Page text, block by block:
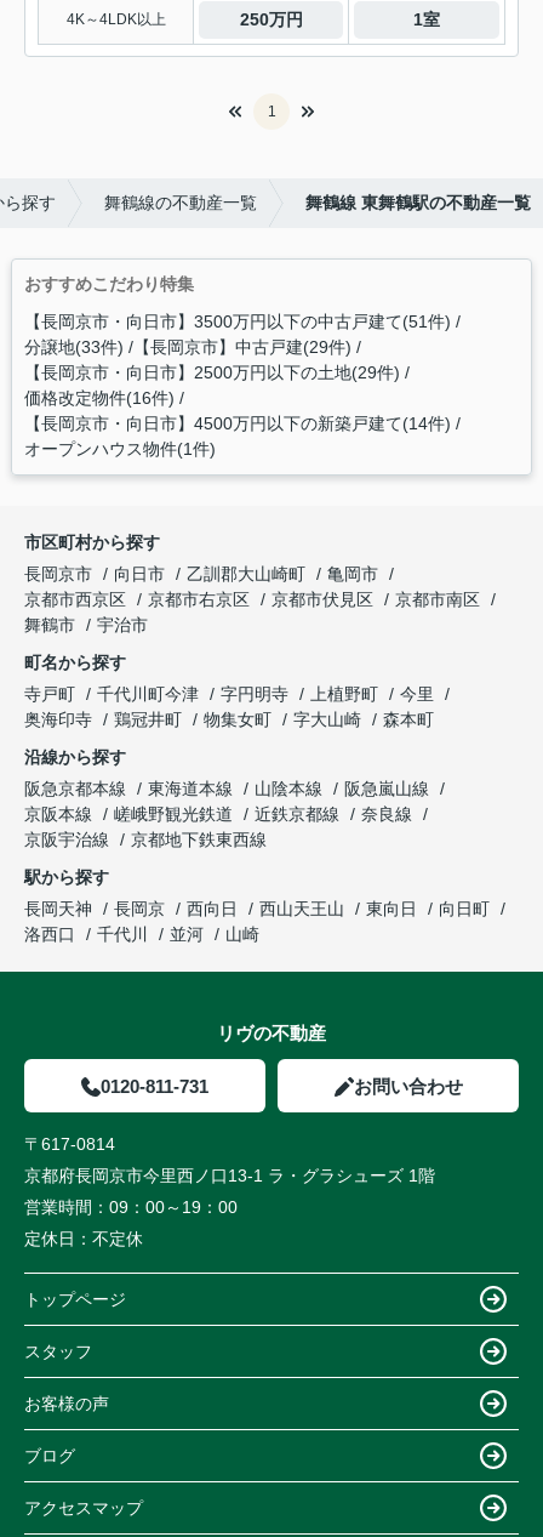
4K～4LDK以上 250万円 1室
1
ら探す 舞鶴線の不動産一覧 舞鶴線 東舞鶴駅の不動産一覧
おすすめこだわり特集
【長岡京市・向日市】3500万円以下の中古戸建て(51件)
分譲地(33件) 【長岡京市】中古戸建(29件)
【長岡京市・向日市】2500万円以下の土地(29件)
価格改定物件(16件)
【長岡京市・向日市】4500万円以下の新築戸建て(14件)
オープンハウス物件(1件)
市区町村から探す
長岡京市
向日市 乙訓郡大山崎町
亀岡市
京都市西京区
京都市右京区 京都市伏見区
京都市南区
舞鶴市
宇治市
町名から探す
寺戸町
千代川町今津 字円明寺 上植野町
今里
奥海印寺
鶏冠井町 物集女町 字大山崎
森本町
沿線から探す
阪急京都本線
東海道本線 山陰本線
阪急嵐山線
京阪本線
嵯峨野観光鉄道 近鉄京都線
奈良線
京阪宇治線
京都地下鉄東西線
駅から探す
長岡天神
長岡京 西向日 西山天王山 東向日
向日町
洛西口
千代川 並河 山崎
リヴの不動産
0120-811-731 お問い合わせ
〒617-0814
京都府長岡京市今里西ノ口13-1 ラ・グラシューズ 1階
営業時間： 09：00～19：00
定休日： 不定休
トップページ
スタッフ
お客様の声
ブログ
アクセスマップ